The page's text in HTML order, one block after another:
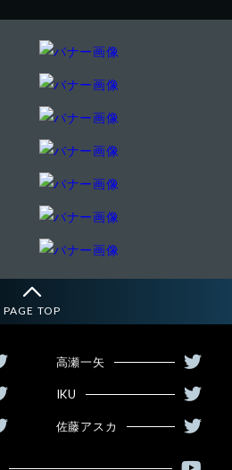
PAGE TOP
高瀬一矢
IKU
佐藤アスカ